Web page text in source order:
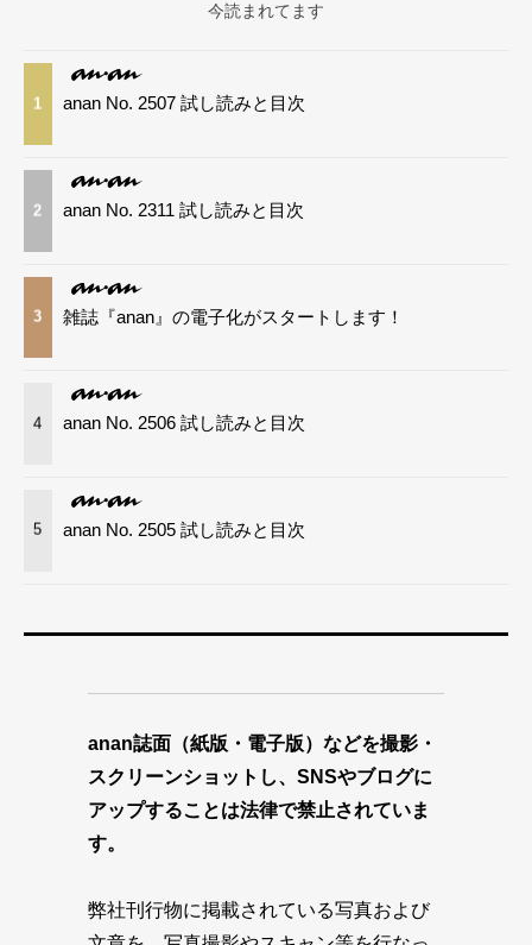
今読まれてます
1 anan No. 2507 試し読みと目次
2 anan No. 2311 試し読みと目次
3 雑誌『anan』の電子化がスタートします！
4 anan No. 2506 試し読みと目次
5 anan No. 2505 試し読みと目次
anan誌面（紙版・電子版）などを撮影・
スクリーンショットし、SNSやブログに
アップすることは法律で禁止されていま
す。
弊社刊行物に掲載されている写真および